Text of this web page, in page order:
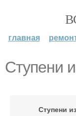
главная
Ступени
Ступени